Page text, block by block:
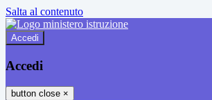
Salta al contenuto
Accedi
Accedi
button close ×